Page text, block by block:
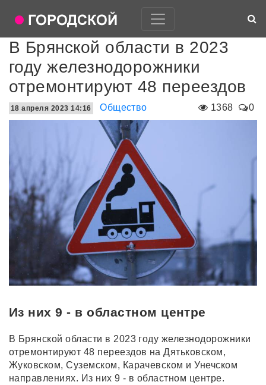
В Брянской области в 2023
году железнодорожники
отремонтируют 48 переездов
1368 0
18 апреля 2023 14:16 Общество
Из них 9 - в областном центре
В Брянской области в 2023 году железнодорожники
отремонтируют 48 переездов на Дятьковском,
Жуковском, Суземском, Карачевском и Унечском
направлениях. Из них 9 - в областном центре.